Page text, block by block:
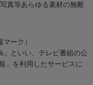
真等あらゆる素材の無断
ーク）
」といい、テレビ番組の公
」を利用したサービスに